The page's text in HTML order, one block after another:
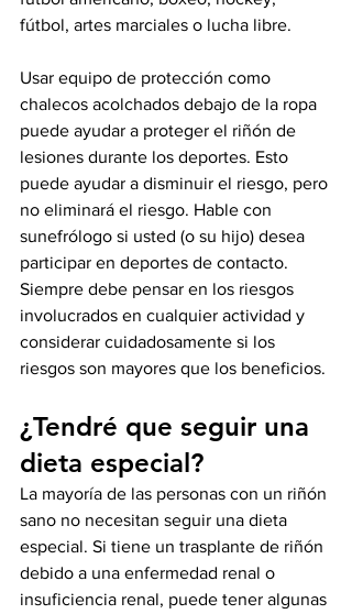
fútbol, ​​artes marciales o lucha libre.
Usar equipo de protección como
chalecos acolchados debajo de la ropa
puede ayudar a proteger el riñón de
lesiones durante los deportes. Esto
puede ayudar a disminuir el riesgo, pero
no eliminará el riesgo. Hable con
sunefrólogo si usted (o su hijo) desea
participar en deportes de contacto.
Siempre debe pensar en los riesgos
involucrados en cualquier actividad y
considerar cuidadosamente si los
riesgos son mayores que los beneficios.
¿Tendré que seguir una
dieta especial?
La mayoría de las personas con un riñón
sano no necesitan seguir una dieta
especial. Si tiene un trasplante de riñón
debido a una enfermedad renal o
insuficiencia renal, puede tener algunas